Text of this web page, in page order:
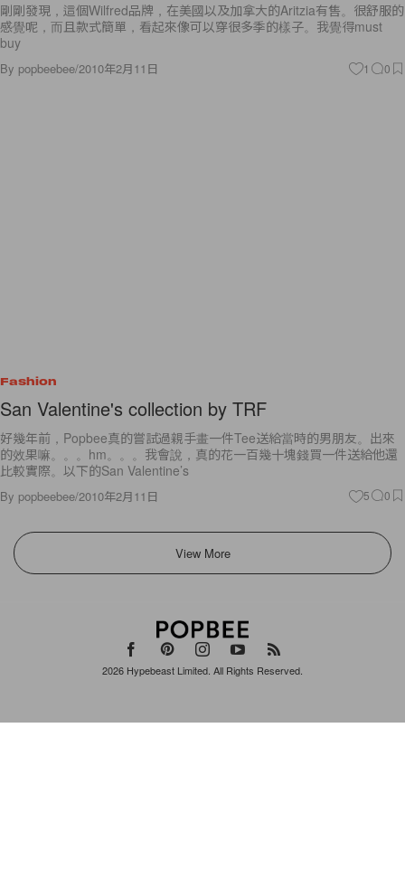
剛剛發現，這個Wilfred品牌，在美國以及加拿大的Aritzia有售。很舒服的
感覺呢，而且款式簡單，看起來像可以穿很多季的樣子。我覺得must
buy
By popbeebee/2010年2月11日 1 0
Fashion
San Valentine's collection by TRF
好幾年前，Popbee真的嘗試過親手畫一件Tee送給當時的男朋友。出來
的效果嘛。。。hm。。。我會說，真的花一百幾十塊錢買一件送給他還
比較實際。以下的San Valentine’s
By popbeebee/2010年2月11日 5 0
View More
2026 Hypebeast Limited. All Rights Reserved.